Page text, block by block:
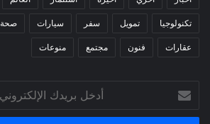
تكنولوجيا تمويل سفر سيارات صحة
عقارات فنون مجتمع منوعات
بريدك
الإلكتروني